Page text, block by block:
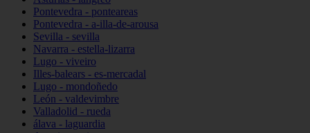
Pontevedra - ponteareas
Pontevedra - a-illa-de-arousa
Sevilla - sevilla
Navarra - estella-lizarra
Lugo - viveiro
Illes-balears - es-mercadal
Lugo - mondoñedo
León - valdevimbre
Valladolid - rueda
álava - laguardia